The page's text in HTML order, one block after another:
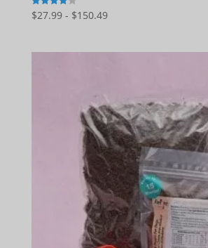
4
из 5
$27.99 - $150.49Диапазон